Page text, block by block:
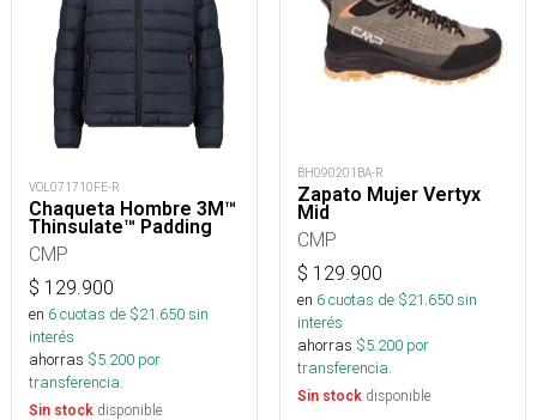
VOL071710FE-R
Chaqueta Hombre 3M™
Thinsulate™ Padding
CMP
$ 129.900
en 6cuotas de $21.650sin
interés
ahorras $5.200 por
transferencia.
Sin stock disponible
BH090201BA-R
Zapato Mujer Vertyx
Mid
CMP
$ 129.900
en 6cuotas de $21.650sin
interés
ahorras $5.200 por
transferencia.
Sin stock disponible